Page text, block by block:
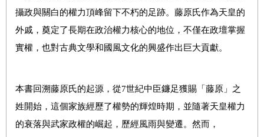
攝政與關白的權力頂峰留下不朽的足跡。藤原氏作為天皇的
外戚，奠定了長期在政治權力核心的地位，不僅在政壇掌握
實權，也對古典文學和國風文化的興盛作出巨大貢獻。
本書回溯藤原氏的起源，從7世紀中臣鐮足獲賜「藤原」之
姓開始，這個家族經歷了權勢的輝煌時期，並隨著天皇權力
的衰落與武家政權的崛起，歷經風雨與變遷。然而，